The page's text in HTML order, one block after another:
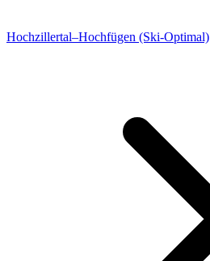
Hochzillertal–Hochfügen (Ski-Optimal)